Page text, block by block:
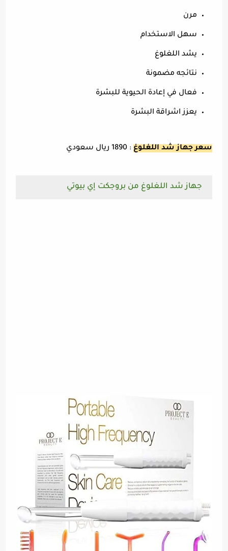
مرن
سهل الاستخدام
يشد اللغلوغ
نتائجه مضمونة
فعال في إعادة الحيوية للبشرة
يعزز اشراقة البشرة
سعر جهاز شد اللغلوغ : 1890 ريال سعودي
جهاز شد اللغلوغ من بروجكت إي بيوتي